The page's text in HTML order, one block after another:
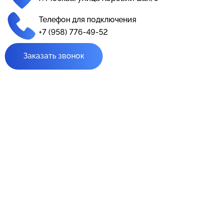
Телефон для подключения
+7 (958) 776-49-52
Заказать звонок